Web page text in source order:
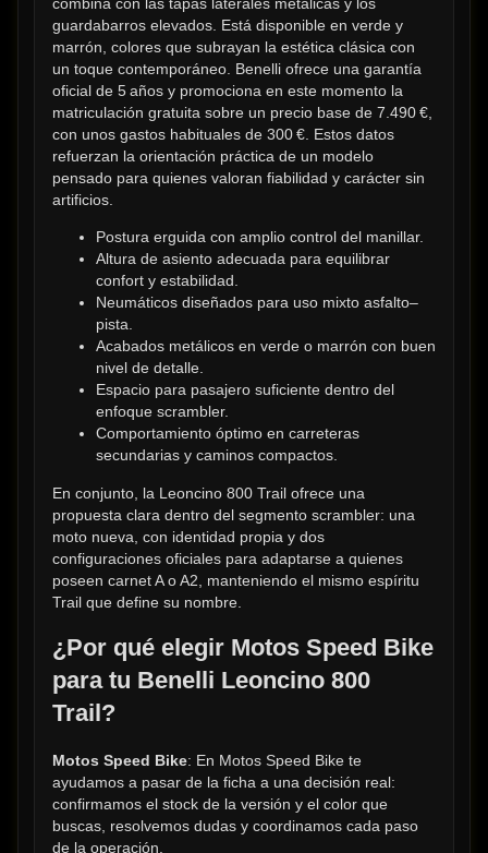
guardabarros elevados. Está disponible en verde y
marrón, colores que subrayan la estética clásica con
un toque contemporáneo. Benelli ofrece una garantía
oficial de 5 años y promociona en este momento la
matriculación gratuita sobre un precio base de 7.490 €,
con unos gastos habituales de 300 €. Estos datos
refuerzan la orientación práctica de un modelo
pensado para quienes valoran fiabilidad y carácter sin
artificios.
Postura erguida con amplio control del manillar.
Altura de asiento adecuada para equilibrar
confort y estabilidad.
Neumáticos diseñados para uso mixto asfalto–
pista.
Acabados metálicos en verde o marrón con buen
nivel de detalle.
Espacio para pasajero suficiente dentro del
enfoque scrambler.
Comportamiento óptimo en carreteras
secundarias y caminos compactos.
En conjunto, la Leoncino 800 Trail ofrece una
propuesta clara dentro del segmento scrambler: una
moto nueva, con identidad propia y dos
configuraciones oficiales para adaptarse a quienes
poseen carnet A o A2, manteniendo el mismo espíritu
Trail que define su nombre.
¿Por qué elegir Motos Speed Bike
para tu Benelli Leoncino 800
Trail?
Motos Speed Bike: En Motos Speed Bike te
ayudamos a pasar de la ficha a una decisión real:
confirmamos el stock de la versión y el color que
buscas, resolvemos dudas y coordinamos cada paso
de la operación.